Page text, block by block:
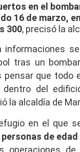
en el
16 de marzo,
300, precisó la
informaciones
tras un
pensar que
dentro del
la alcaldía de
en el que
de edad
operaciones